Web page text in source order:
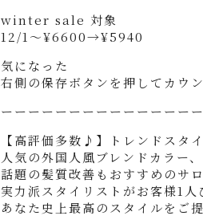
winter sale 対象
12/1〜¥6600→¥5940
気になった
右側の保存ボタンを押してカウ
ーーーーーーーーーーーーーー
【高評価多数♪】トレンドスタ
人気の外国人風ブレンドカラー
話題の髪質改善もおすすめのサ
実力派スタイリストがお客様1
あなた史上最高のスタイルをご